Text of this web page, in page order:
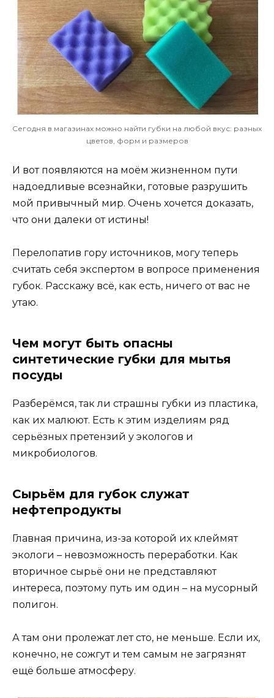
Сегодня в магазинах можно найти губки на любой вкус: разных
цветов, форм и размеров
И вот появляются на моём жизненном пути
надоедливые всезнайки, готовые разрушить
мой привычный мир. Очень хочется доказать,
что они далеки от истины!
Перелопатив гору источников, могу теперь
считать себя экспертом в вопросе применения
губок. Расскажу всё, как есть, ничего от вас не
утаю.
Чем могут быть опасны
синтетические губки для мытья
посуды
Разберёмся, так ли страшны губки из пластика,
как их малюют. Есть к этим изделиям ряд
серьёзных претензий у экологов и
микробиологов.
Сырьём для губок служат
нефтепродукты
Главная причина, из-за которой их клеймят
экологи – невозможность переработки. Как
вторичное сырьё они не представляют
интереса, поэтому путь им один – на мусорный
полигон.
А там они пролежат лет сто, не меньше. Если их,
конечно, не сожгут и тем самым не загрязнят
ещё больше атмосферу.